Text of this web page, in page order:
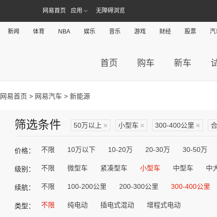
网易首页 应用 无障碍浏览
新闻 体育 NBA 娱乐 音乐 游戏 财经 股票 汽
首页 购车 新车
网易首页 > 网易汽车 > 新能源
筛选条件 50万以上 × 小型车 × 300-400公里 ×
价格： 不限 10万以下 10-20万 20-30万 30-50万
级别： 不限 微型车 紧凑型车 小型车 中型车 中
续航： 不限 100-200公里 200-300公里 300-400公里
类型： 不限 纯电动 插电式混动 增程式电动